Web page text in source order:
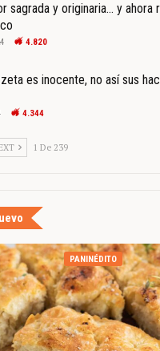
sagrada y originaria… y ahora
4.820
es inocente, no así sus
4.344
1 De 239
PANINÉDITO